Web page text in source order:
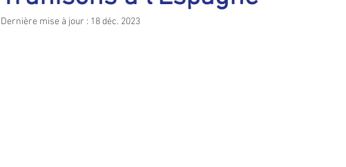
Dernière mise à jour : 18 déc. 2023